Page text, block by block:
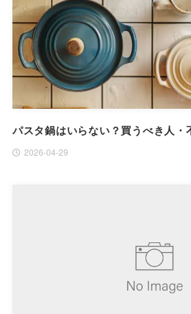
パスタ鍋はいらない？買うべき人・
2026-04-29